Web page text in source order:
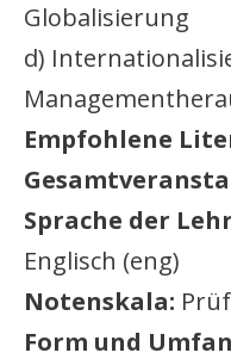
Globalisierung
d)
Empfohlene
Sprache der
Englisch (eng)
Notenskala:
Form und